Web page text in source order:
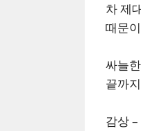
차 제
때문
싸늘
끝까
감상